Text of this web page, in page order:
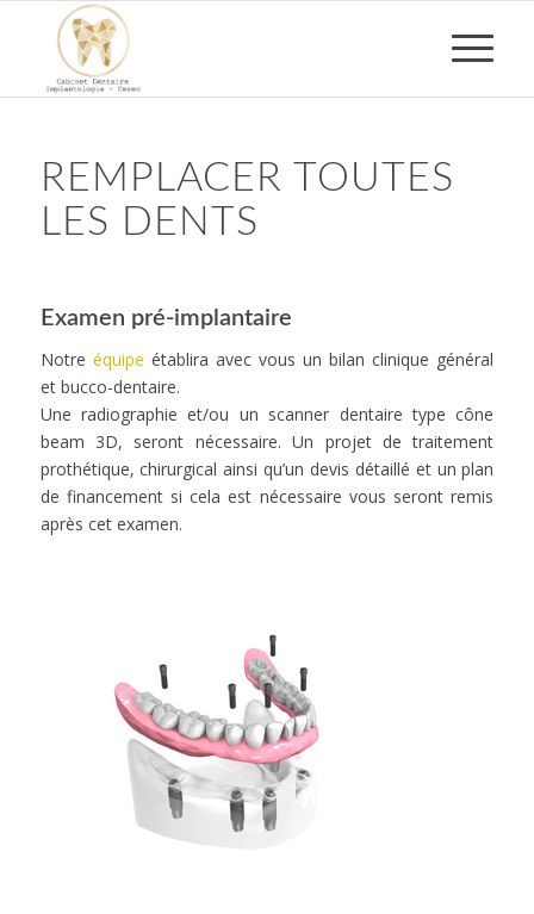
REMPLACER TOUTES
LES DENTS
Examen pré-implantaire
Notre équipe établira avec vous un bilan clinique général
et bucco-dentaire.
Une radiographie et/ou un scanner dentaire type cône
beam 3D, seront nécessaire. Un projet de traitement
prothétique, chirurgical ainsi qu’un devis détaillé et un plan
de financement si cela est nécessaire vous seront remis
après cet examen.